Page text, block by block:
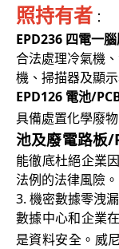
照持有者 ：
EPD236 四電一腦
合法處理冷氣機
機、掃描器及顯
EPD126 電池/
具備處置化學廢
池及廢電路板/
能徹底杜絕企業
法例的法律風險。
3. 機密數據零洩
數據中心和企業
是資料安全。威